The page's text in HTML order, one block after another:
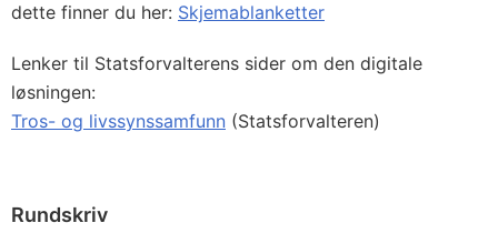
dette finner du her: Skjemablanketter
Lenker til Statsforvalterens sider om den digitale
løsningen:
Tros- og livssynssamfunn (Statsforvalteren)
Rundskriv